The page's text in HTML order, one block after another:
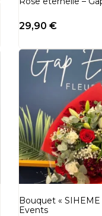
29,90 €
Bouquet « SIHEME
Events